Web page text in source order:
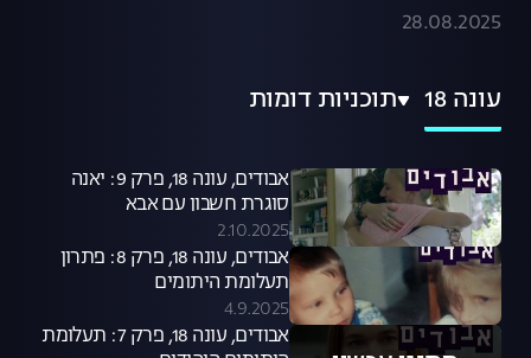
28.08.2025
עונה 18 תוכניות דומות
אבודים, עונה 18, פרק 9: יאנה
סוגרת חשבון עם אבא
2.10.2025
אבודים, עונה 18, פרק 8: פתרון
תעלומת היתומים
4.9.2025
אבודים, עונה 18, פרק 7: תעלומת